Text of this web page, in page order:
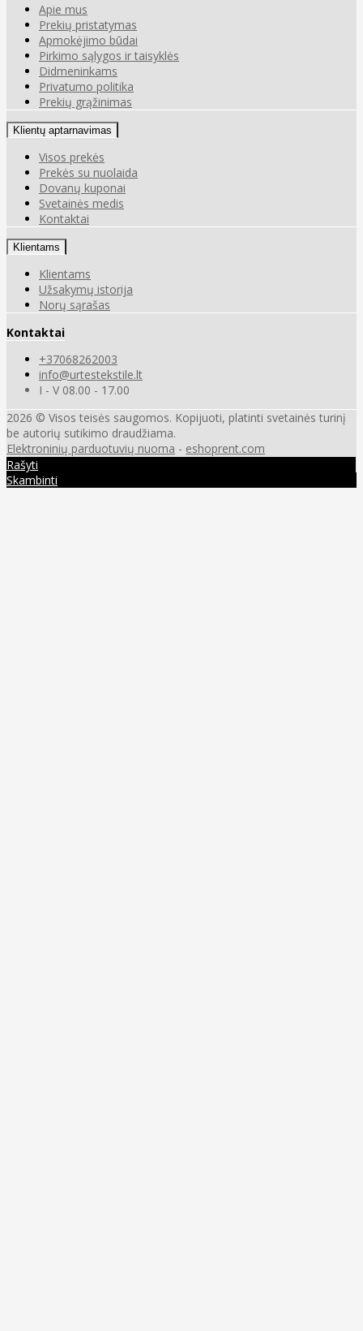
Apie mus
Prekių pristatymas
Apmokėjimo būdai
Pirkimo sąlygos ir taisyklės
Didmeninkams
Privatumo politika
Prekių grąžinimas
Klientų aptarnavimas
Visos prekės
Prekės su nuolaida
Dovanų kuponai
Svetainės medis
Kontaktai
Klientams
Klientams
Užsakymų istorija
Norų sąrašas
Kontaktai
+37068262003
info@urtestekstile.lt
I - V 08.00 - 17.00
2026 © Visos teisės saugomos. Kopijuoti, platinti svetainės turinį
be autorių sutikimo draudžiama.
Elektroninių parduotuvių nuoma - eshoprent.com
Rašyti
Skambinti